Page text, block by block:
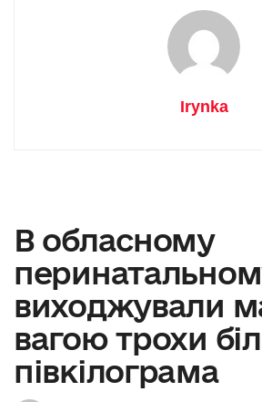
Irynka
В обласному
виходжували
вагою трохи
півкілограма